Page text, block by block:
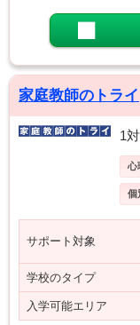
家庭教師のトライ
1
心
個
サポート対象
学校のタイプ
入学可能エリア